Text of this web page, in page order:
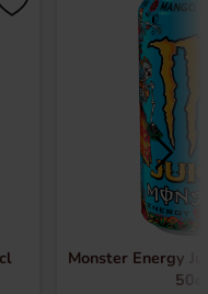
Monster Energy
50cl